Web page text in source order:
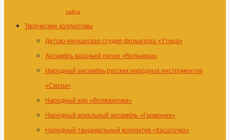
сайта
Творческие коллективы
Детско-юношеская студия фольклора «Утица»
Ансамбль казачьей песни «Вольница»
Народный ансамбль русских народных инструментов
«Сказы»
Народный хор «Волжаночка»
Народный вокальный ансамбль «Гармония»
Народный танцевальный коллектив «Касаточка»